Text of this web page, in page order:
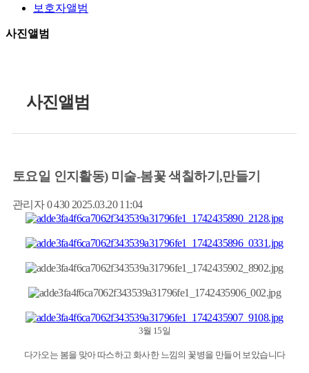
보호자앨범
사진앨범
사진앨범
토요일 인지활동) 미술-봄꽃 색칠하기,만들기
관리자 04302025.03.20 11:04
3월 15일
다가오는 봄을 맞아 따스하고 화사한 느낌의 꽃병을 만들어 보았습니다